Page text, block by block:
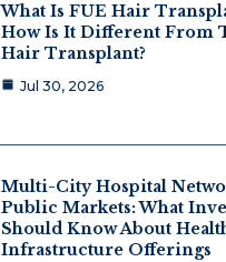
What Is FUE Hair
How Is It Different From
Hair Transplant?
Jul 30, 2026
Multi-City Hospital
Public Markets: What
Should Know About
Infrastructure Offerings